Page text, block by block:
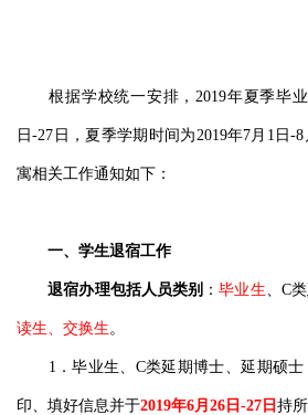
根据学校统一安排，2019年夏季毕业
日-27日，夏季学期时间为2019年7月1日-
寓相关工作通知如下：
一、学生退宿工作
退宿办理包括人员类别 ：毕业生、C
读生、交换生。
1．毕业生、C类延期博士、延期硕士
印、填好信息并于2019年6月26日-27日 持